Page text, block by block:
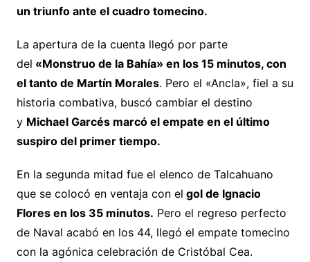
un triunfo ante el cuadro tomecino.
La apertura de la cuenta llegó por parte
del «Monstruo de la Bahía» en los 15 minutos, con
el tanto de Martín Morales. Pero el «Ancla», fiel a su
historia combativa, buscó cambiar el destino
y Michael Garcés marcó el empate en el último
suspiro del primer tiempo.
En la segunda mitad fue el elenco de Talcahuano
que se colocó en ventaja con el gol de Ignacio
Flores en los 35 minutos. Pero el regreso perfecto
de Naval acabó en los 44, llegó el empate tomecino
con la agónica celebración de Cristóbal Cea.